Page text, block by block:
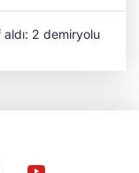
aldı: 2 demiryolu